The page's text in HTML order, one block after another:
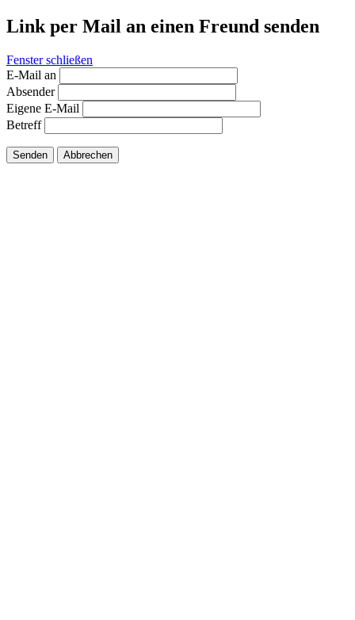
Link per Mail an einen Freund senden
Fenster schließen
E-Mail an
Absender
Eigene E-Mail
Betreff
Senden Abbrechen